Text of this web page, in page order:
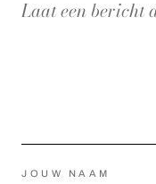
JOUW NAAM